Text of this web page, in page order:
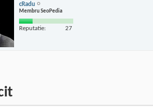
cRadu
Membru SeoPedia
Reputatie: 27